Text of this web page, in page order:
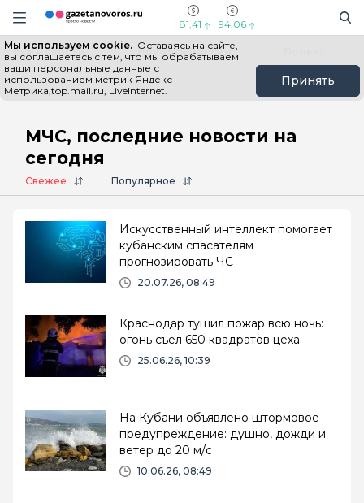
Информационный портал "ГазетаНоворос.ру"
Навигация сайта
81,41 94,06
Мы используем cookie. Оставаясь на сайте,
вы соглашаетесь с тем, что мы обрабатываем
ваши персональные данные с
использованием метрик Яндекс
Метрика,top.mail.ru, LiveInternet.
Принять
Все новости Новости России
Главная # МЧС
МЧС, последние новости на
сегодня
Свежее Популярное
Искусственный интеллект помогает
кубанским спасателям
прогнозировать ЧС
20.07.26, 08:49
Краснодар тушил пожар всю ночь:
огонь съел 650 квадратов цеха
25.06.26, 10:39
На Кубани объявлено штормовое
предупреждение: душно, дожди и
ветер до 20 м/с
10.06.26, 08:49